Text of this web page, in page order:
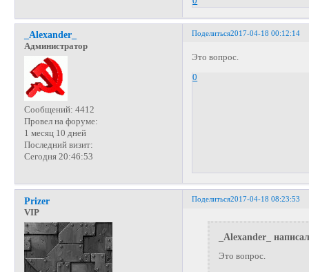
Поделиться2017-04-18 00:12:14
_Alexander_
Администратор
Сообщений: 4412
Провел на форуме:
1 месяц 10 дней
Последний визит:
Сегодня 20:46:53
Это вопрос.
0
Поделиться2017-04-18 08:23:53
Prizer
VIP
_Alexander_
Это вопрос.